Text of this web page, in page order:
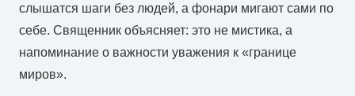
слышатся шаги без людей, а фонари мигают сами по
себе. Священник объясняет: это не мистика, а
напоминание о важности уважения к «границе
миров».